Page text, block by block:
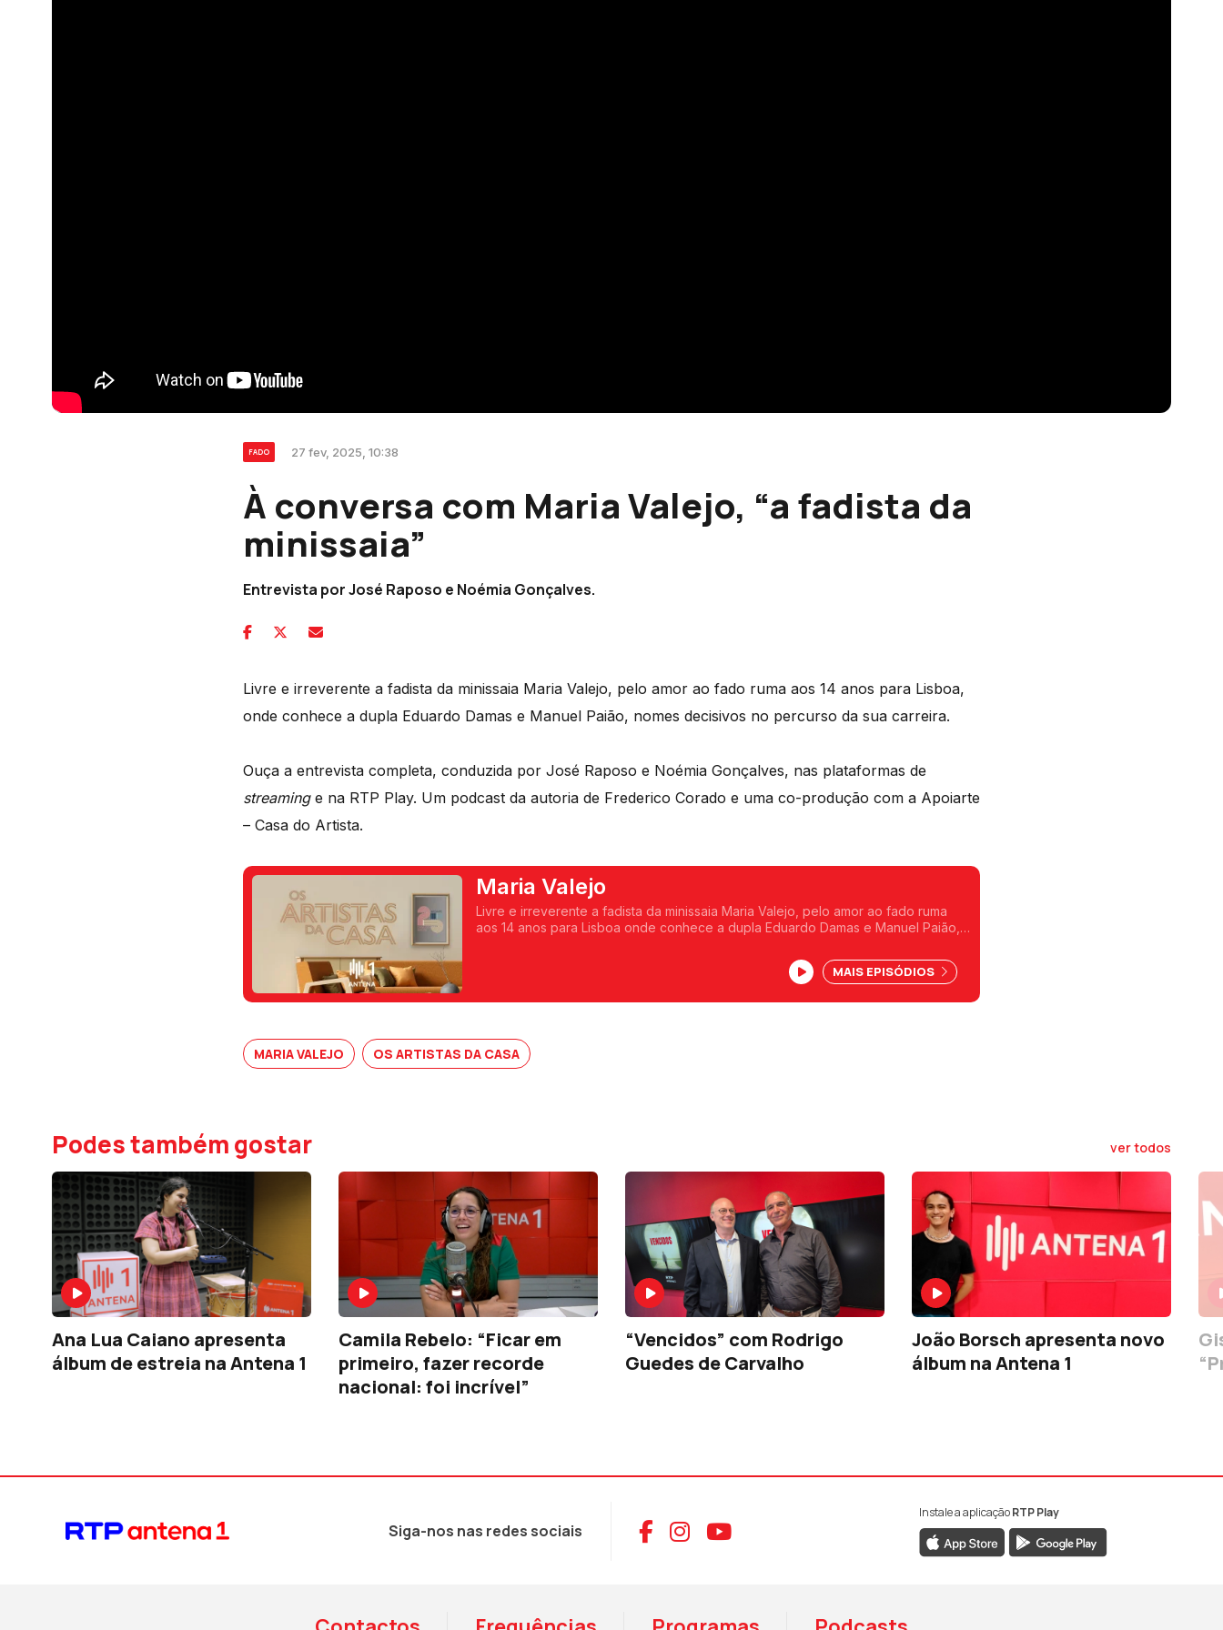
FADO 27 fev, 2025, 10:38
À conversa com Maria Valejo, “a fadista da
minissaia”
Entrevista por José Raposo e Noémia Gonçalves.
Livre e irreverente a fadista da minissaia Maria Valejo, pelo amor ao fado ruma aos 14 anos para Lisboa,
onde conhece a dupla Eduardo Damas e Manuel Paião, nomes decisivos no percurso da sua carreira.
Ouça a entrevista completa, conduzida por José Raposo e Noémia Gonçalves, nas plataformas de
streaminge na RTP Play. Um podcast da autoria de Frederico Corado e uma co-produção com a Apoiarte
– Casa do Artista.
Maria Valejo
Livre e irreverente a fadista da minissaia Maria Valejo, pelo amor ao fado ruma
aos 14 anos para Lisboa onde conhece a dupla Eduardo Damas e Manuel Paião,
MAIS EPISÓDIOS
MARIA VALEJO OS ARTISTAS DA CASA
Podes também gostar ver todos
Ana Lua Caiano apresenta
álbum de estreia na Antena 1
Camila Rebelo: “Ficar em
primeiro, fazer recorde
nacional: foi incrível”
“Vencidos” com Rodrigo
Guedes de Carvalho
João Borsch apresenta novo
álbum na Antena 1
Siga-nos nas redes sociais Aceder ao Facebook da RTP Antena 1
Aceder ao Instagram da RTP Antena 1
Aceder ao YouTube da RTP Antena 1
Instale a aplicaçãoRTP Play